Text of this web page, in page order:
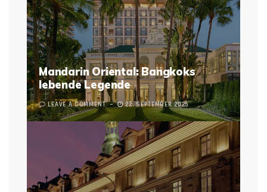
Mandarin Oriental: Bangkoks
lebende Legende
LEAVE A COMMENT 22. SEPTEMBER 2025